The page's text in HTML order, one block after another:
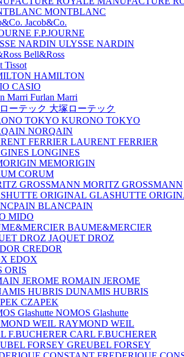
MONTBLANC
Jacob&Co.
F.P.JOURNE
ULYSSE NARDIN
Bell&Ross
Tissot
HAMILTON
CASIO
Furlan Marri
大塚ローテック
KURONO TOKYO
NORQAIN
LAURENT FERRIER
LONGINES
MEMORIGIN
CORUM
MORITZ GROSSMANN
GLASHUTTE
BLANCPAIN
MIDO
BAUME&MERCIER
JAQUET DROZ
CREDOR
EDOX
ORIS
ROMAIN JEROME
DUNAMIS HUBRIS
CZAPEK
NOMOS Glashutte
RAYMOND WEIL
CARL F.BUCHERER
GREUBEL FORSEY